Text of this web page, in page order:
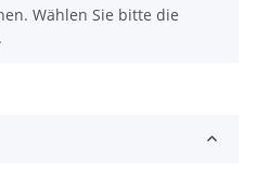
Wählen Sie bitte die